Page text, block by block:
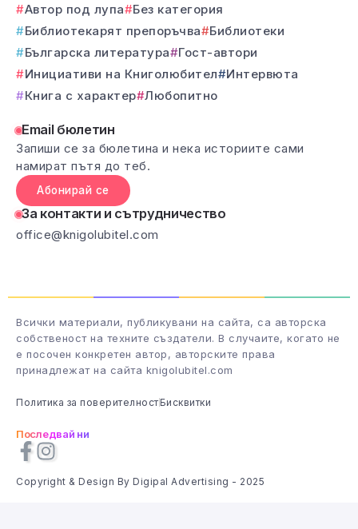
Автор под лупа
Без категория
Библиотекарят препоръчва
Библиотеки
Българска литература
Гост-автори
Инициативи на Книголюбител
Интервюта
Книга с характер Любопитно
Email бюлетин
Запиши се за бюлетина и нека историите сами
намират пътя до теб.
Абонирай се
За контакти и сътрудничество
office@knigolubitel.com
Всички материали, публикувани на сайта, са авторска
собственост на техните създатели. В случаите, когато не
е посочен конкретен автор, авторските права
принадлежат на сайта knigolubitel.com
Политика за поверителност Бисквитки
Последвай ни
Copyright & Design By Digipal Advertising - 2025